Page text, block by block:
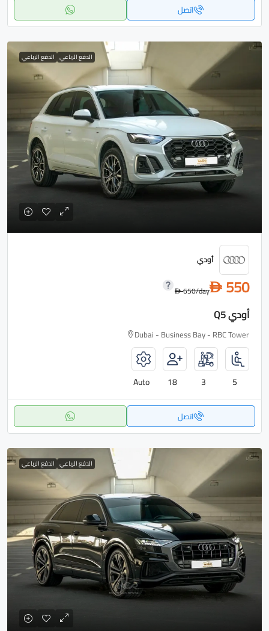
اتصل
الدفع الرباعي الدفع الرباعي
أودي
D 550
D650/day
أودي Q5
Dubai - Business Bay - RBC Tower
5
3
18
Auto
اتصل
الدفع الرباعي الدفع الرباعي